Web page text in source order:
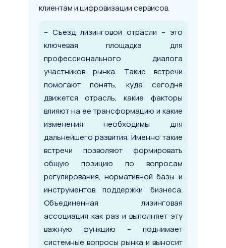
клиентам и цифровизации сервисов.
– Съезд лизинговой отрасли – это
ключевая площадка для
профессионального диалога
участников рынка. Такие встречи
помогают понять, куда сегодня
движется отрасль, какие факторы
влияют на ее трансформацию и какие
изменения необходимы для
дальнейшего развития. Именно такие
встречи позволяют формировать
общую позицию по вопросам
регулирования, нормативной базы и
инструментов поддержки бизнеса.
Объединенная лизинговая
ассоциация как раз и выполняет эту
важную функцию – поднимает
системные вопросы рынка и выносит
сделки
лизинга*
предмета лизинга
100 млн
лизинга
5 лет
взнос